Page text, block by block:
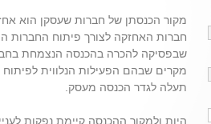
מקור הכנסתן של חברות שעסקן הוא
חברות האחזקה לצורך פיתוח החברות
שבפסיקה להכרה בהכנסה הנצמחת
מקרים שבהם הפעילות הנלווית
תעלה לגדר הכנסה מעסק.
היות ולמקור ההכנסה קיימת נפקות